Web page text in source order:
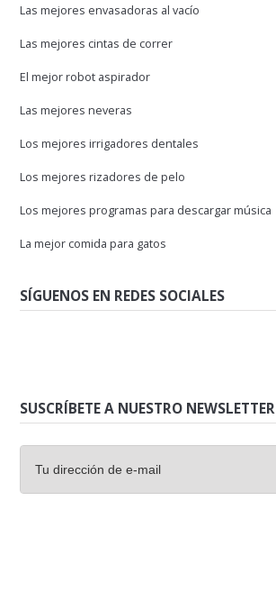
Las mejores envasadoras al vacío
Las mejores cintas de correr
El mejor robot aspirador
Las mejores neveras
Los mejores irrigadores dentales
Los mejores rizadores de pelo
Los mejores programas para descargar música
La mejor comida para gatos
SÍGUENOS EN REDES SOCIALES
SUSCRÍBETE A NUESTRO NEWSLETTER